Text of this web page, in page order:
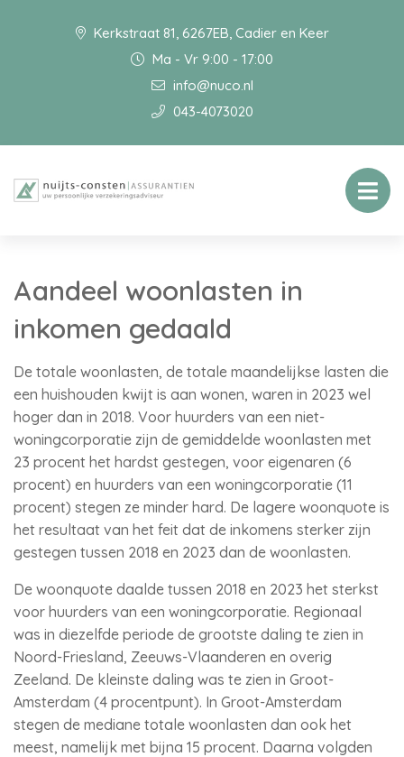
Kerkstraat 81, 6267EB, Cadier en Keer
Ma - Vr 9:00 - 17:00
info@nuco.nl
043-4073020
Aandeel woonlasten in
inkomen gedaald
De totale woonlasten, de totale maandelijkse lasten die
een huishouden kwijt is aan wonen, waren in 2023 wel
hoger dan in 2018. Voor huurders van een niet-
woningcorporatie zijn de gemiddelde woonlasten met
23 procent het hardst gestegen, voor eigenaren (6
procent) en huurders van een woningcorporatie (11
procent) stegen ze minder hard. De lagere woonquote is
het resultaat van het feit dat de inkomens sterker zijn
gestegen tussen 2018 en 2023 dan de woonlasten.
De woonquote daalde tussen 2018 en 2023 het sterkst
voor huurders van een woningcorporatie. Regionaal
was in diezelfde periode de grootste daling te zien in
Noord-Friesland, Zeeuws-Vlaanderen en overig
Zeeland. De kleinste daling was te zien in Groot-
Amsterdam (4 procentpunt). In Groot-Amsterdam
stegen de mediane totale woonlasten dan ook het
meest, namelijk met bijna 15 procent. Daarna volgden